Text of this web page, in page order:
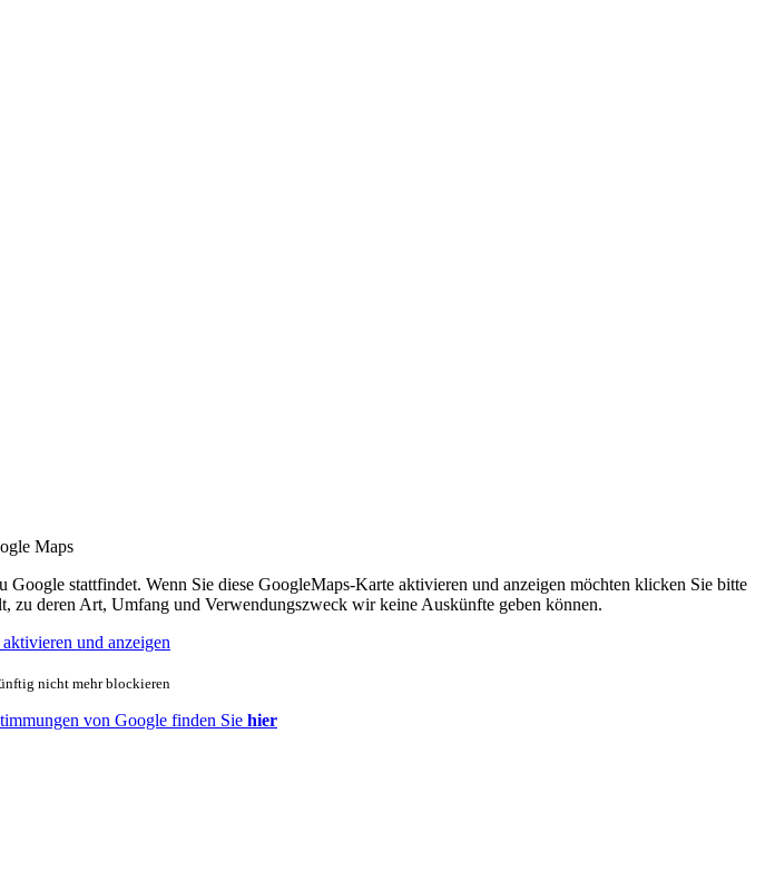
stattfindet. Wenn Sie diese GoogleMaps-Karte aktivieren und anzeigen möchten klicken Sie bitte
zu deren Art, Umfang und Verwendungszweck wir keine Auskünfte geben können.
und anzeigen
nicht mehr blockieren
von Google finden Sie hier